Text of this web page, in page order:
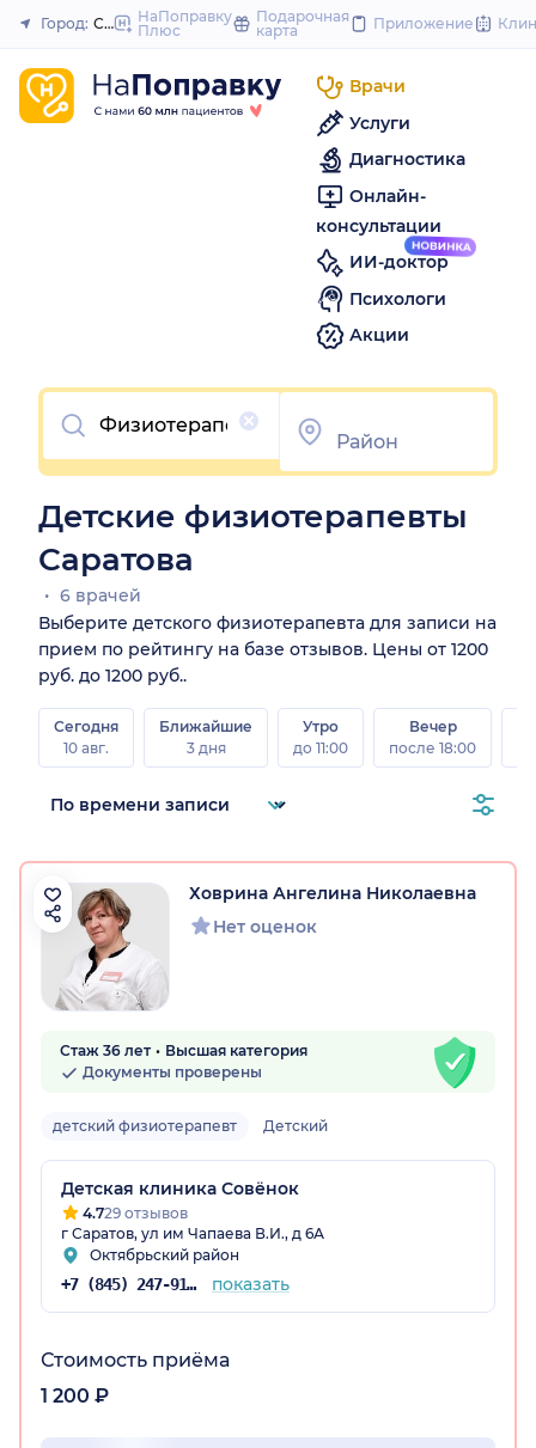
to
Закрыть
обл.)
Город: СаратовНаПоправку
Плюс
Подарочная
карта
Приложение
Врачи
Услуги
Диагностика
Онлайн-
консультации
ИИ-доктор
Психологи
Акции
Очистить
Детские физиотерапевты
Саратова
6 врачей
Выберите детского физиотерапевта для записи на
прием по рейтингу на базе отзывов. Цены от 1200
руб. до 1200 руб..
Сегодня
10 авг.
Ближайшие
3 дня
Утро
до 11:00
Вечер
после 18:00
Ховрина Ангелина Николаевна
Нет оценок
Стаж 36 лет
Высшая категория
Документы проверены
детский физиотерапевт Детский
Детская клиника Совёнок
4.729 отзывов
г Саратов, ул им Чапаева В.И., д 6А
Октябрьский район
+7 (845) 247-91-52 показать
Стоимость приёма
1 200 ₽